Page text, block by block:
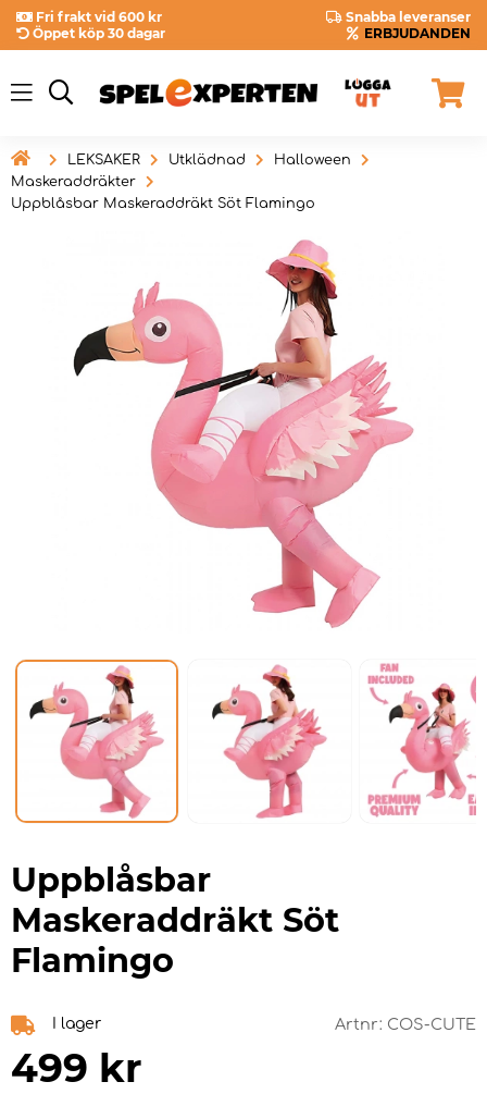
Fri frakt vid 600 kr
Snabba leveranser
Öppet köp 30 dagar
ERBJUDANDEN
 LEKSAKER Utklädnad
Halloween
Maskeraddräkter
Uppblåsbar Maskeraddräkt Söt Flamingo
Uppblåsbar
Maskeraddräkt Söt
Flamingo
I lager Artnr: COS-CUTE
499 kr